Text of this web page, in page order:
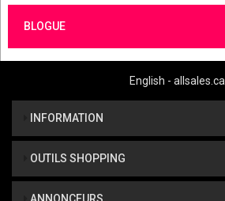
BLOGUE
English - allsales.ca
INFORMATION
OUTILS SHOPPING
ANNONCEURS